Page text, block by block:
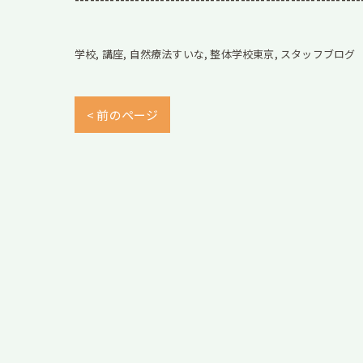
学校 講座 自然療法すいな 整体学校東京 スタッフブログ
< 前のページ